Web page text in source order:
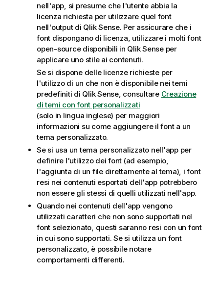
nell'app, si presume che l'utente abbia la
licenza richiesta per utilizzare quel font
nell'output di Qlik Sense. Per assicurare che i
font dispongano di licenza, utilizzare i molti font
open-source disponibili in Qlik Senseper
applicare uno stile ai contenuti.
Se si dispone delle licenze richieste per
l'utilizzo di un che non è disponibile nei temi
predefiniti di Qlik Sense, consultare Creazione
di temi con font personalizzati
(solo in lingua inglese) per maggiori
informazioni su come aggiungere il font a un
tema personalizzato.
Se si usa un tema personalizzato nell'app per
definire l'utilizzo dei font (ad esempio,
l'aggiunta di un file direttamente al tema), i font
resi nei contenuti esportati dell'app potrebbero
non essere gli stessi di quelli utilizzati nell'app.
Quando nei contenuti dell'app vengono
utilizzati caratteri che non sono supportati nel
font selezionato, questi saranno resi con un font
in cui sono supportati. Se si utilizza un font
personalizzato, è possibile notare
comportamenti differenti.